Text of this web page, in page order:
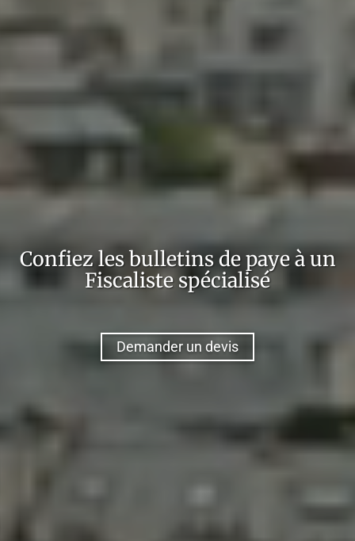
Confiezles bulletins de payeà un
Fiscaliste spécialisé
Demander un devis